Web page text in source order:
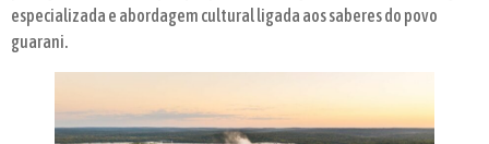
especializada e abordagem cultural ligada aos saberes do povo
guarani.